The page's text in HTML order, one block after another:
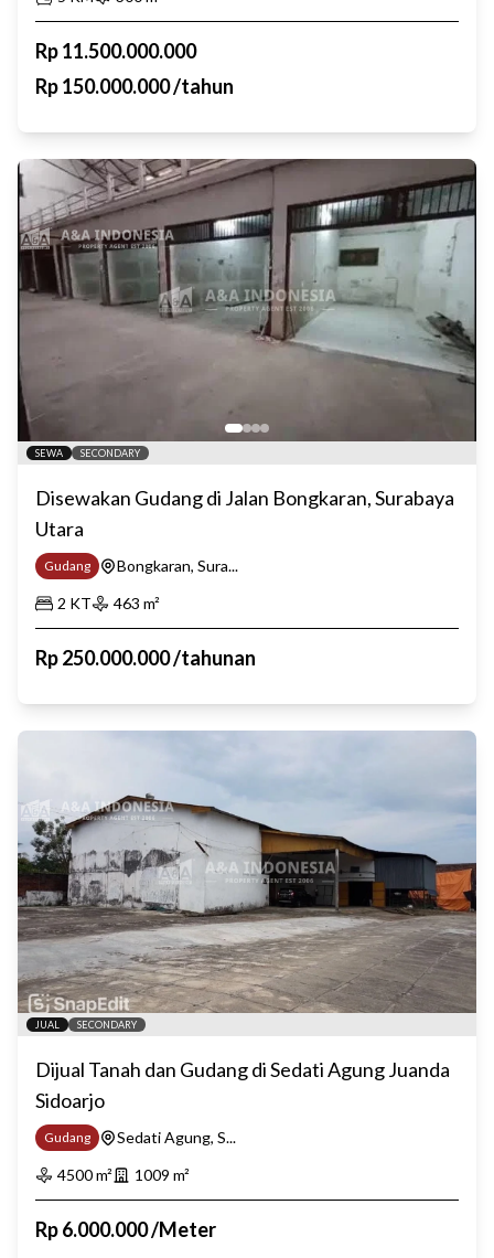
Rp11.500.000.000
Rp150.000.000/tahun
SEWA SECONDARY
Disewakan Gudang di Jalan Bongkaran, Surabaya
Utara
Gudang
Bongkaran, Sura...
2 KT 463 m²
Rp250.000.000/tahunan
JUAL SECONDARY
Dijual Tanah dan Gudang di Sedati Agung Juanda
Sidoarjo
Gudang
Sedati Agung, S...
4500m² 1009 m²
Rp6.000.000/Meter